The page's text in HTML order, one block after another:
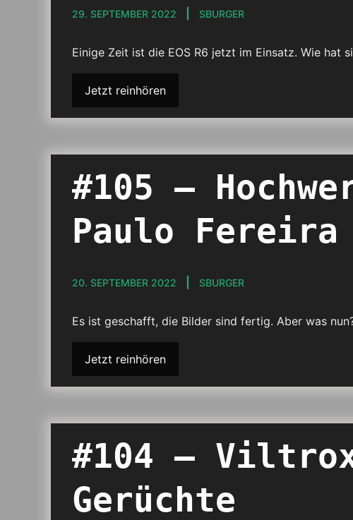
29. SEPTEMBER 2022 SBURGER
Einige Zeit ist die EOS R6 jetzt im Einsatz. Wie hat
Jetzt reinhören
#105 –
Paulo Fereira
20. SEPTEMBER 2022 SBURGER
Es ist geschafft, die Bilder sind fertig. Aber was
Jetzt reinhören
#104 –
Gerüchte